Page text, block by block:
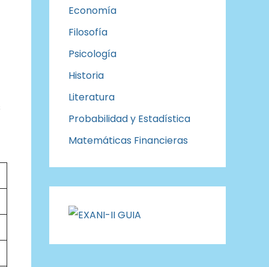
Economía
Filosofía
Psicología
Historia
Literatura
Probabilidad y Estadística
Matemáticas Financieras